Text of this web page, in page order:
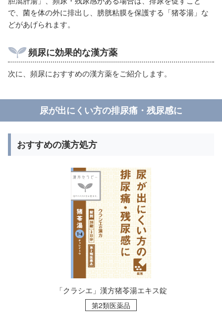
で、菌を体の外に排出し、膀胱粘膜を保護する「猪苓湯」な
どがあげられます。
頻尿に効果的な漢方薬
次に、頻尿におすすめの漢方薬をご紹介します。
尿が出にくい方の排尿痛・残尿感に
おすすめの漢方処方
「クラシエ」漢方猪苓湯エキス錠
第2類医薬品